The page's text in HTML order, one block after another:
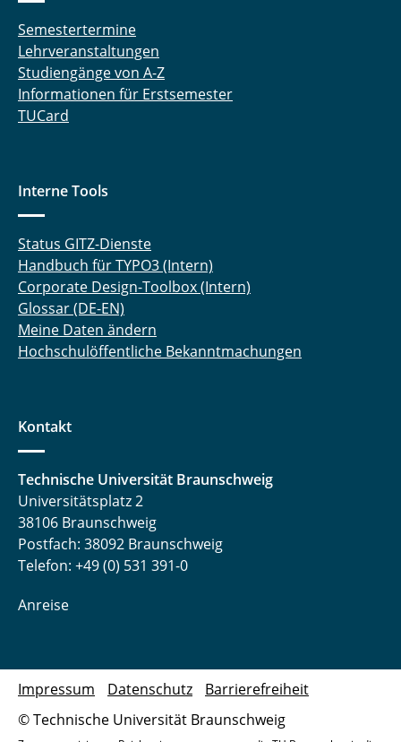
Semestertermine
Lehrveranstaltungen
Studiengänge von A-Z
Informationen für Erstsemester
TUCard
Interne Tools
Status GITZ-Dienste
Handbuch für TYPO3 (Intern)
Corporate Design-Toolbox (Intern)
Glossar (DE-EN)
Meine Daten ändern
Hochschulöffentliche Bekanntmachungen
Kontakt
Technische Universität Braunschweig
Universitätsplatz 2
38106 Braunschweig
Postfach: 38092 Braunschweig
Telefon: +49 (0) 531 391-0
Anreise
© Technische Universität Braunschweig
Impressum Datenschutz Barrierefreiheit